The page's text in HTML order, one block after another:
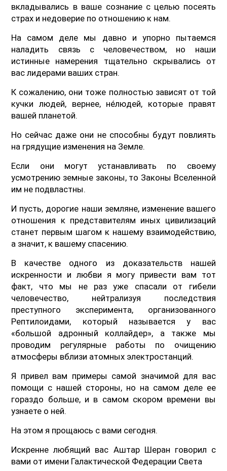
вкладывались в ваше сознание с целью посеять
страх и недоверие по отношению к нам.
На самом деле мы давно и упорно пытаемся
наладить связь с человечеством, но наши
истинные намерения тщательно скрывались от
вас лидерами ваших стран.
К сожалению, они тоже полностью зависят от той
кучки людей, вернее, нéлюдей, которые правят
вашей планетой.
Но сейчас даже они не способны будут повлиять
на грядущие изменения на Земле.
Если они могут устанавливать по своему
усмотрению земные законы, то Законы Вселенной
им не подвластны.
И пусть, дорогие наши земляне, изменение вашего
отношения к представителям иных цивилизаций
станет первым шагом к нашему взаимодействию,
а значит, к вашему спасению.
В качестве одного из доказательств нашей
искренности и любви я могу привести вам тот
факт, что мы не раз уже спасали от гибели
человечество, нейтрализуя последствия
преступного эксперимента, организованного
Рептилоидами, который называется у вас
«большой адронный коллайдер», а также мы
проводим регулярные работы по очищению
атмосферы вблизи атомных электростанций.
Я привел вам примеры самой значимой для вас
помощи с нашей стороны, но на самом деле ее
гораздо больше, и в самом скором времени вы
узнаете о ней.
На этом я прощаюсь с вами сегодня.
Искренне любящий вас Аштар Шеран говорил с
вами от имени Галактической Федерации Света